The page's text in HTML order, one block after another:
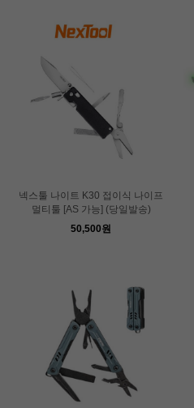
넥스툴 나이트 K30 접이식 나이프
멀티툴 [AS 가능] (당일발송)
50,500원